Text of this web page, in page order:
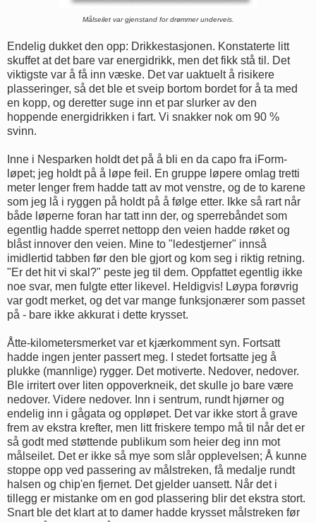
Målseilet var gjenstand for drømmer underveis.
Endelig dukket den opp: Drikkestasjonen. Konstaterte litt
skuffet at det bare var energidrikk, men det fikk stå til. Det
viktigste var å få inn væske. Det var uaktuelt å risikere
plasseringer, så det ble et sveip bortom bordet for å ta med
en kopp, og deretter suge inn et par slurker av den
hoppende energidrikken i fart. Vi snakker nok om 90 %
svinn.
Inne i Nesparken holdt det på å bli en da capo fra iForm-
løpet; jeg holdt på å løpe feil. En gruppe løpere omlag tretti
meter lenger frem hadde tatt av mot venstre, og de to karene
som jeg lå i ryggen på holdt på å følge etter. Ikke så rart når
både løperne foran har tatt inn der, og sperrebåndet som
egentlig hadde sperret nettopp den veien hadde røket og
blåst innover den veien. Mine to "ledestjerner" innså
imidlertid tabben før den ble gjort og kom seg i riktig retning.
"Er det hit vi skal?" peste jeg til dem. Oppfattet egentlig ikke
noe svar, men fulgte etter likevel. Heldigvis! Løypa forøvrig
var godt merket, og det var mange funksjonærer som passet
på - bare ikke akkurat i dette krysset.
Åtte-kilometersmerket var et kjærkomment syn. Fortsatt
hadde ingen jenter passert meg. I stedet fortsatte jeg å
plukke (mannlige) rygger. Det motiverte. Nedover, nedover.
Ble irritert over liten oppoverkneik, det skulle jo bare være
nedover. Videre nedover. Inn i sentrum, rundt hjørner og
endelig inn i gågata og oppløpet. Det var ikke stort å grave
frem av ekstra krefter, men litt friskere tempo må til når det er
så godt med støttende publikum som heier deg inn mot
målseilet. Det er ikke så mye som slår opplevelsen; Å kunne
stoppe opp ved passering av målstreken, få medalje rundt
halsen og chip'en fjernet. Det gjelder uansett. Når det i
tillegg er mistanke om en god plassering blir det ekstra stort.
Snart ble det klart at to damer hadde krysset målstreken før